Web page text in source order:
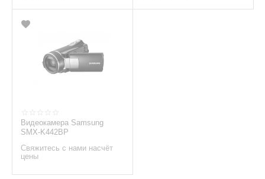
Видеокамера Samsung
SMX-K442BP
Свяжитесь с нами насчёт
цены